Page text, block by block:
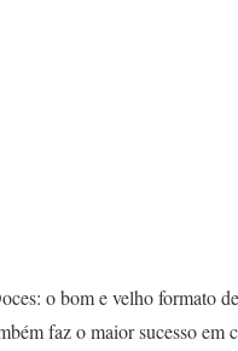
o bom e velho formato
faz o maior sucesso em